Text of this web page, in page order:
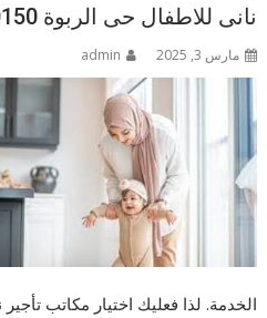
نانى للاطفال حى الربوة 0596690150
مارس 3, 2025 admin
الخدمة. لذا فعليك اختيار مكاتب